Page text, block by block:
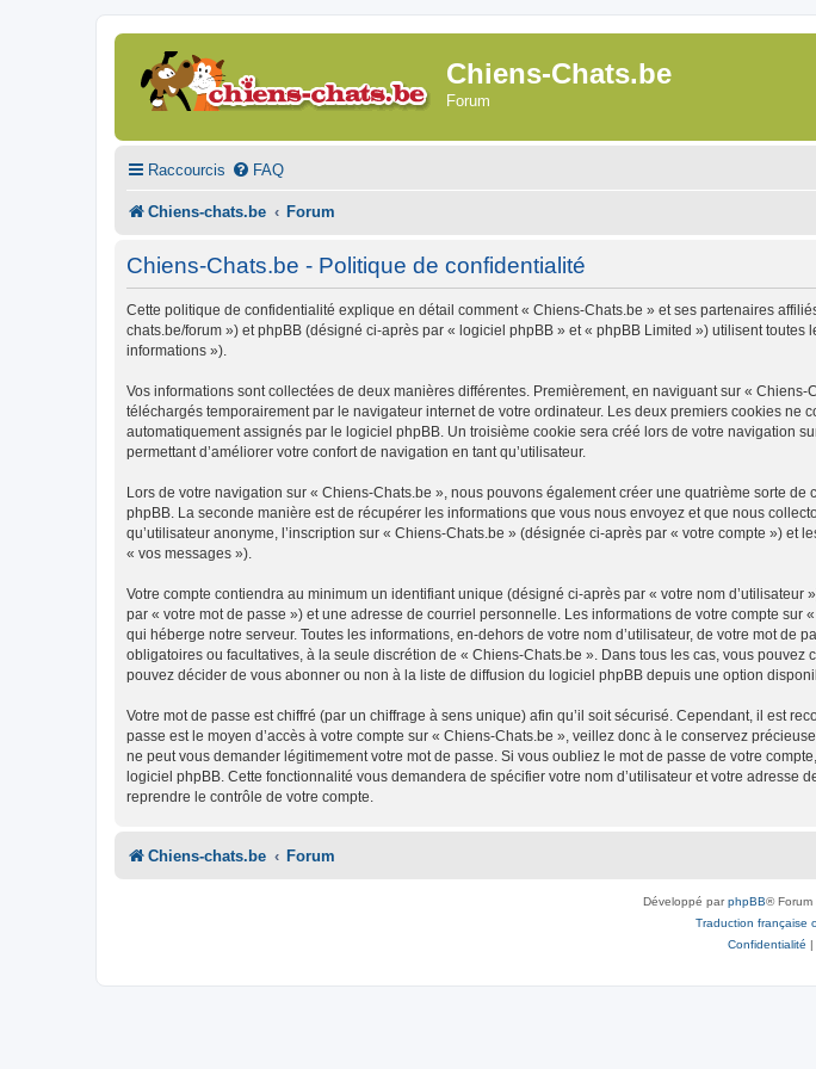
Chiens-Chats.be
Forum
Raccourcis FAQ
Chiens-chats.be Forum
Chiens-Chats.be - Politique de confidentialité
Cette politique de confidentialité explique en détail comment « Chiens-Chats.be » et ses partenaires
chats.be/forum ») et phpBB (désigné ci-après par « logiciel phpBB » et « phpBB Limited ») utilisent
informations »).
Vos informations sont collectées de deux manières différentes. Premièrement, en naviguant sur «
téléchargés temporairement par le navigateur internet de votre ordinateur. Les deux premiers cookies
automatiquement assignés par le logiciel phpBB. Un troisième cookie sera créé lors de votre navigation
permettant d’améliorer votre confort de navigation en tant qu’utilisateur.
Lors de votre navigation sur « Chiens-Chats.be », nous pouvons également créer une quatrième sorte
phpBB. La seconde manière est de récupérer les informations que vous nous envoyez et que nous
qu’utilisateur anonyme, l’inscription sur « Chiens-Chats.be » (désignée ci-après par « votre compte »)
« vos messages »).
Votre compte contiendra au minimum un identifiant unique (désigné ci-après par « votre nom
par « votre mot de passe ») et une adresse de courriel personnelle. Les informations de votre compte
qui héberge notre serveur. Toutes les informations, en-dehors de votre nom d’utilisateur, de votre mot
obligatoires ou facultatives, à la seule discrétion de « Chiens-Chats.be ». Dans tous les cas, vous
pouvez décider de vous abonner ou non à la liste de diffusion du logiciel phpBB depuis une option
Votre mot de passe est chiffré (par un chiffrage à sens unique) afin qu’il soit sécurisé. Cependant, il est
passe est le moyen d’accès à votre compte sur « Chiens-Chats.be », veillez donc à le conservez
ne peut vous demander légitimement votre mot de passe. Si vous oubliez le mot de passe de votre
logiciel phpBB. Cette fonctionnalité vous demandera de spécifier votre nom d’utilisateur et votre
reprendre le contrôle de votre compte.
Chiens-chats.be Forum
Développé parphpBB® Forum
Traduction française
Confidentialité |